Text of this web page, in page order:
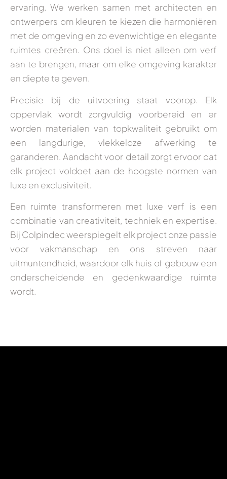
ervaring. We werken samen met architecten en
ontwerpers om kleuren te kiezen die harmoniëren
met de omgeving en zo evenwichtige en elegante
ruimtes creëren. Ons doel is niet alleen om verf
aan te brengen, maar om elke omgeving karakter
en diepte te geven.
Precisie bij de uitvoering staat voorop. Elk
oppervlak wordt zorgvuldig voorbereid en er
worden materialen van topkwaliteit gebruikt om
een langdurige, vlekkeloze afwerking te
garanderen. Aandacht voor detail zorgt ervoor dat
elk project voldoet aan de hoogste normen van
luxe en exclusiviteit.
Een ruimte transformeren met luxe verf is een
combinatie van creativiteit, techniek en expertise.
Bij Colpindec weerspiegelt elk project onze passie
voor vakmanschap en ons streven naar
uitmuntendheid, waardoor elk huis of gebouw een
onderscheidende en gedenkwaardige ruimte
wordt.